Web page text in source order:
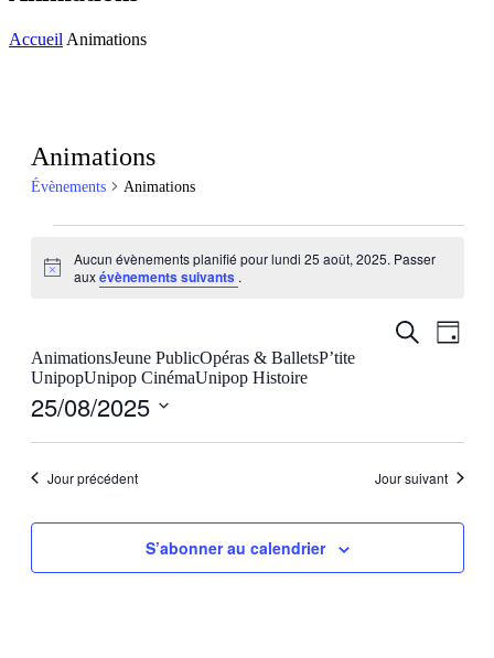
Accueil Animations
Animations
Évènements Animations
for
août,
2025
Notice
Aucun évènements planifié pour lundi 25 août, 2025. Passer
auxévènements suivants .
vues
Recherche
de
Jour
AnimationsJeune PublicOpéras & BalletsP’tite
UnipopUnipop CinémaUnipop Histoire
25/08/2025
date.Jour précédent Jour suivant
S’abonner au calendrier